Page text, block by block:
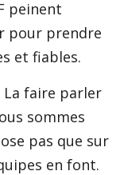
peinent
pour prendre
et fiables.
La faire parler
sommes
pas que sur
en font.